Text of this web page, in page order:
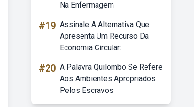
Na Enfermagem
#19 Assinale A Alternativa Que
Apresenta Um Recurso Da
Economia Circular:
#20 A Palavra Quilombo Se Refere
Aos Ambientes Apropriados
Pelos Escravos